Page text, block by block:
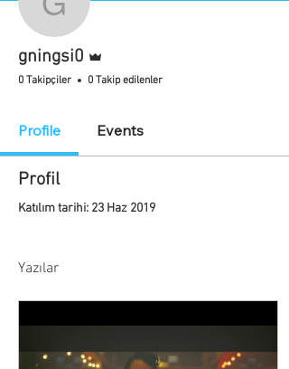
gningsi0
gningsi0
0 Takipçiler 0 Takip edilenler
Profile Events
Profil
Katılım tarihi: 23 Haz 2019
Yazılar